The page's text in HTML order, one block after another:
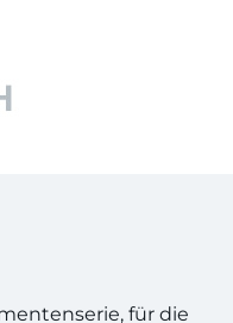
für die